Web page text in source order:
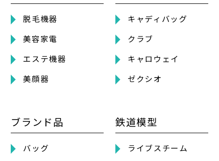
脱毛機器
美容家電
エステ機器
美顔器
キャディバッグ
クラブ
キャロウェイ
ゼクシオ
ブランド品
バッグ
鉄道模型
ライブスチーム